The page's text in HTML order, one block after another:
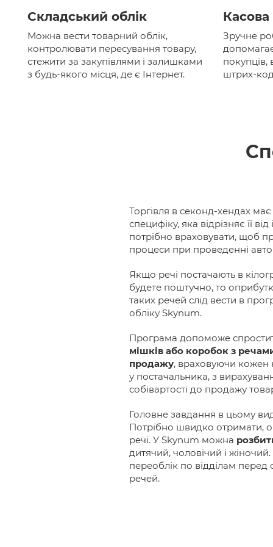
Складський облік
Можна вести товарний облік,
контролювати пересування товару,
стежити за закупівлями і залишками
з будь-якого місця, де є Інтернет.
Зручне
штрих-
Торгівля в секонд-хендах
специфіку, яка відрізняє її
потрібно враховувати, щоб
процеси при проведенні
Якщо речі постачають в
будете поштучно, то
таких речей слід вести в
обліку Skynum.
Програма допоможе
мішків або коробок з
продажу, враховуючи кожен
у постачальника, з
собівартості до продажу
Головне завдання в цьому
Потрібно швидко отримати,
речі. У Skynum можна
дитячий, чоловічий і
переоблік по відділам перед
речей.